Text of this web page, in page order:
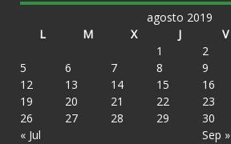
agosto 2019
L
M X J V
« Jul Sep »
1 2
5
6 7 8 9
12
13 14 15 16
19
20 21 22 23
26
27 28 29 30